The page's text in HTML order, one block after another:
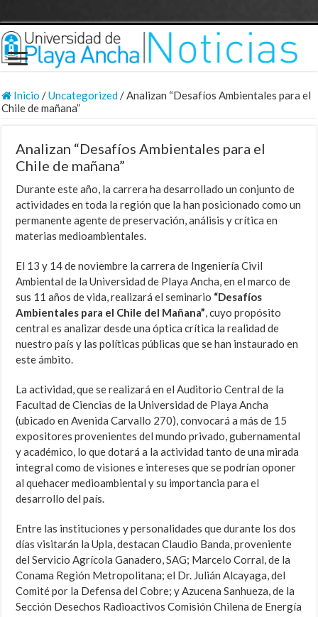
Inicio /Uncategorized/Analizan “Desafíos Ambientales para el
Chile de mañana”
Analizan “Desafíos Ambientales para el
Chile de mañana”
Durante este año, la carrera ha desarrollado un conjunto de
actividades en toda la región que la han posicionado como un
permanente agente de preservación, análisis y crítica en
materias medioambientales.
El 13 y 14 de noviembre la carrera de Ingeniería Civil
Ambiental de la Universidad de Playa Ancha, en el marco de
sus 11 años de vida, realizará el seminario “Desafíos
Ambientales para el Chile del Mañana”, cuyo propósito
central es analizar desde una óptica crítica la realidad de
nuestro país y las políticas públicas que se han instaurado en
este ámbito.
La actividad, que se realizará en el Auditorio Central de la
Facultad de Ciencias de la Universidad de Playa Ancha
(ubicado en Avenida Carvallo 270), convocará a más de 15
expositores provenientes del mundo privado, gubernamental
y académico, lo que dotará a la actividad tanto de una mirada
integral como de visiones e intereses que se podrían oponer
al quehacer medioambiental y su importancia para el
desarrollo del país.
Entre las instituciones y personalidades que durante los dos
días visitarán la Upla, destacan Claudio Banda, proveniente
del Servicio Agrícola Ganadero, SAG; Marcelo Corral, de la
Conama Región Metropolitana; el Dr. Julián Alcayaga, del
Comité por la Defensa del Cobre; y Azucena Sanhueza, de la
Sección Desechos Radioactivos Comisión Chilena de Energía